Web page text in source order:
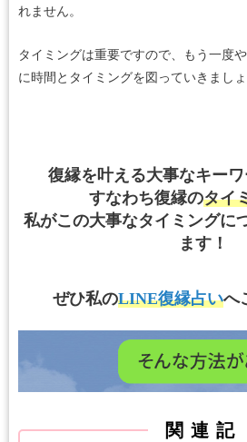
れません。
タイミングは重要ですので、もう一度
に時間とタイミングを図っていきましょ
復縁を叶える大事なキー
すなわち復縁のタイ
私がこの大事なタイミングに
ます！
ぜひ私のLINE復縁占いへ
関連記